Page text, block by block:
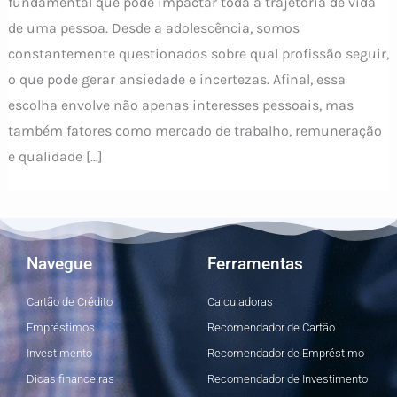
de uma pessoa. Desde a adolescência, somos
constantemente questionados sobre qual profissão seguir,
o que pode gerar ansiedade e incertezas. Afinal, essa
escolha envolve não apenas interesses pessoais, mas
também fatores como mercado de trabalho, remuneração
e qualidade […]
Navegue
Cartão de Crédito
Empréstimos
Investimento
Dicas financeiras
Ferramentas
Calculadoras
Recomendador de Cartão
Recomendador de Empréstimo
Recomendador de Investimento